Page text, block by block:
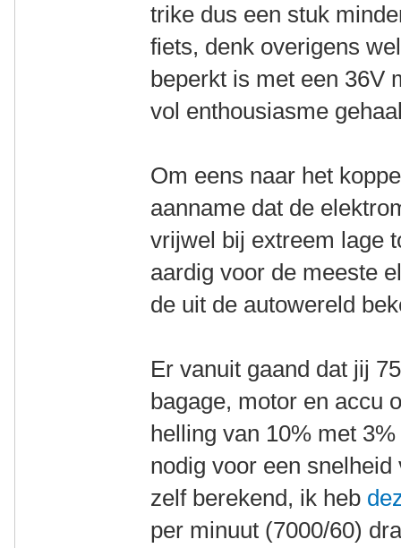
trike dus een stuk
fiets, denk overigens
beperkt is met een 36V
vol enthousiasme
Om eens naar het
aanname dat de
vrijwel bij extreem lage
aardig voor de meeste
de uit de autowereld
Er vanuit gaand dat jij
bagage, motor en accu
helling van 10% met
nodig voor een
zelf berekend, ik heb
per minuut (7000/60)